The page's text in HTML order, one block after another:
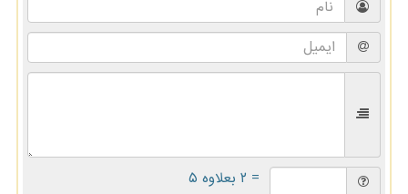
= ۲ بعلاوه ۵